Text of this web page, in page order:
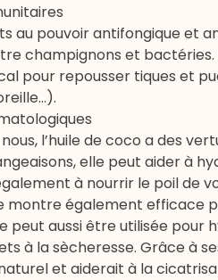
au pouvoir antifongique et
champignons et
pour repousser tiques et
l’huile de coco a des
elle peut aider à
à nourrir le poil de
montre également
peut aussi être utilisée
à la sècheresse. Grâce à
et aiderait à la